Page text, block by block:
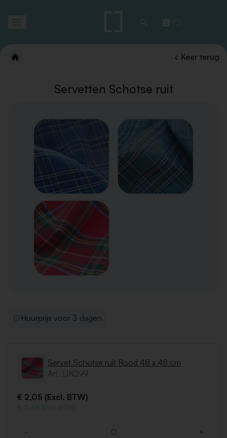
(0)
Keer terug
Servetten Schotse ruit
Huurprijs voor 3 dagen
Servet Schotse ruit Rood 48 x 48 cm
Art. LIN299
€ 2,05 (Excl. BTW)
€ 2,48 (Incl. BTW)
- +